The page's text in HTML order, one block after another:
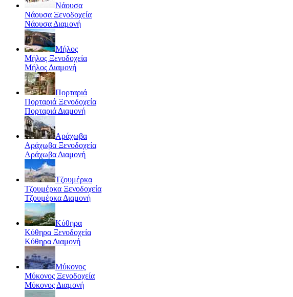
Νάουσα
Νάουσα Ξενοδοχεία
Νάουσα Διαμονή
Μήλος
Μήλος Ξενοδοχεία
Μήλος Διαμονή
Πορταριά
Πορταριά Ξενοδοχεία
Πορταριά Διαμονή
Αράχωβα
Αράχωβα Ξενοδοχεία
Αράχωβα Διαμονή
Τζουμέρκα
Τζουμέρκα Ξενοδοχεία
Τζουμέρκα Διαμονή
Κύθηρα
Κύθηρα Ξενοδοχεία
Κύθηρα Διαμονή
Μύκονος
Μύκονος Ξενοδοχεία
Μύκονος Διαμονή